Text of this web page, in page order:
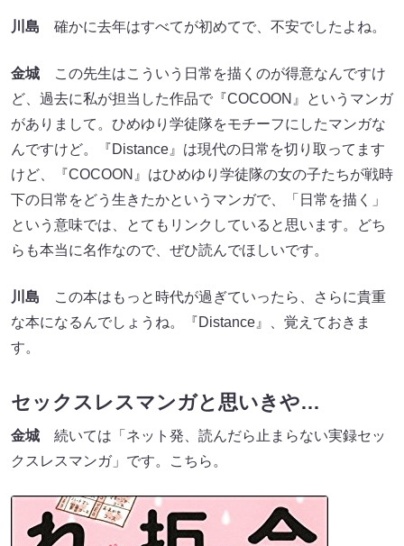
川島 確かに去年はすべてが初めてで、不安でしたよね。
金城 この先生はこういう日常を描くのが得意なんですけ
ど、過去に私が担当した作品で『COCOON』というマンガ
がありまして。ひめゆり学徒隊をモチーフにしたマンガな
んですけど。『Distance』は現代の日常を切り取ってます
けど、『COCOON』はひめゆり学徒隊の女の子たちが戦時
下の日常をどう生きたかというマンガで、「日常を描く」
という意味では、とてもリンクしていると思います。どち
らも本当に名作なので、ぜひ読んでほしいです。
川島 この本はもっと時代が過ぎていったら、さらに貴重
な本になるんでしょうね。『Distance』、覚えておきま
す。
セックスレスマンガと思いきや…
金城 続いては「ネット発、読んだら止まらない実録セッ
クスレスマンガ」です。こちら。